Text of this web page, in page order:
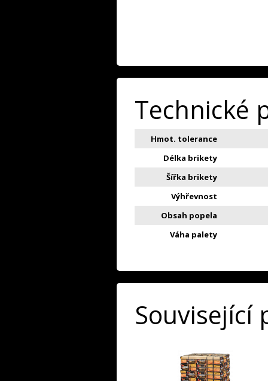
Technické
Hmot. tolerance
Délka brikety
Šířka brikety
Výhřevnost
Obsah popela
Váha palety
Související